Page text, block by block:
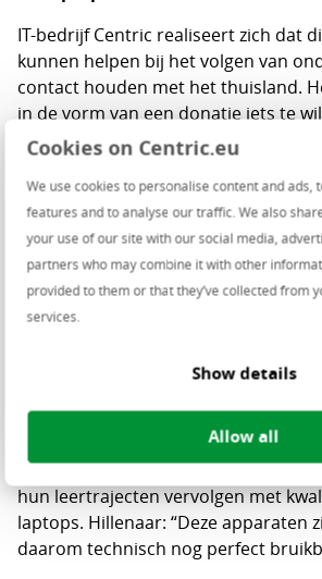
Cookies on Centric.eu
We use cookies to personalise content and ads,
features and to analyse our traffic. We also
your use of our site with our social media,
partners who may combine it with other
provided to them or that they’ve collected from
services.
Show details
Allow all
IT-bedrijf Centric realiseert zich dat
kunnen helpen bij het volgen van
contact houden met het thuisland.
in de vorm van een donatie iets te
Maarten Hillenaar (Managing
hoofdkantoor. We bedachten:
betekenen voor deze mensen die
door moeten? We zijn blij dat we nu
laptops de kinderen kunnen helpen.”
“De laptops zijn bedoeld voor
eigen kinderen dat er steeds meer
allerlei programma’s voor. Dan is
waardevol dat je zo’n laptop kunt
goed mogelijk mee te komen.” De
hun leertrajecten vervolgen met
laptops. Hillenaar: “Deze apparaten
daarom technisch nog perfect